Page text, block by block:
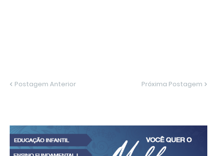
Postagem Anterior Próxima Postagem